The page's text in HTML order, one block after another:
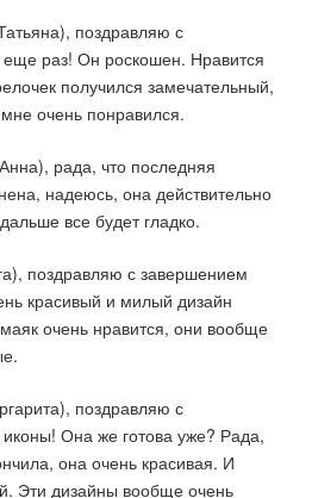
поздравляю с
раз! Он роскошен. Нравится
получился замечательный,
очень понравился.
рада, что последняя
надеюсь, она действительно
все будет гладко.
поздравляю с завершением
красивый и милый дизайн
очень нравится, они вообще
поздравляю с
Она же готова уже? Рада,
она очень красивая. И
Эти дизайны вообще очень